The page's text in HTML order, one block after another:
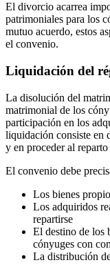
El divorcio acarrea
patrimoniales para los
mutuo acuerdo, estos
el convenio.
Liquidación del
La disolución del
matrimonial de los
participación en los
liquidación consiste en
y en proceder al
El convenio debe
Los bienes
Los adquiridos
repartirse
El destino de los
cónyuges con
La distribución